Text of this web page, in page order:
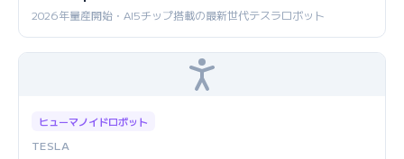
2026年量産開始・AI5チップ搭載の最新世代テスラロボット
ヒューマノイドロボット
TESLA